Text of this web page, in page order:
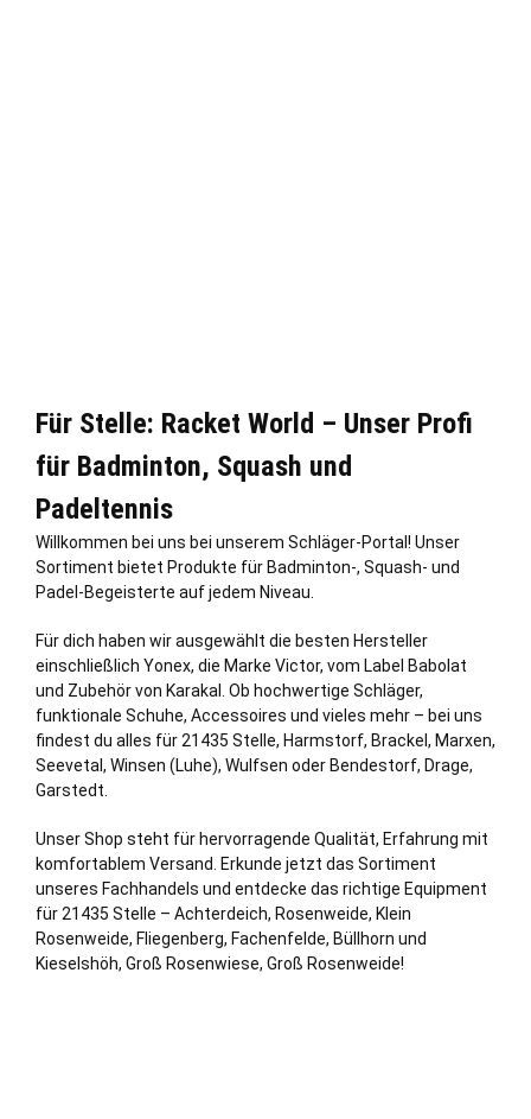
Für Stelle: Racket World – Unser Profi
für Badminton, Squash und
Padeltennis
Willkommen bei uns bei unserem Schläger-Portal! Unser
Sortiment bietet Produkte für Badminton-, Squash- und
Padel-Begeisterte auf jedem Niveau.
Für dich haben wir ausgewählt die besten Hersteller
einschließ lich Yonex, die Marke Victor, vom Label Babolat
und Zubehör von Karakal. Ob hochwertige Schläger,
funktionale Schuhe, Accessoires und vieles mehr – bei uns
findest du alles für 21435 Stelle, Harmstorf, Brackel, Marxen,
Seevetal , Winsen (Luhe), Wulfsen oder Bendestorf, Drage,
Garstedt.
Unser Shop steht für hervorragende Qualität, Erfahrung mit
komfortablem Versand. Erkunde jetzt das Sortiment
unseres Fachhandels und entdecke das richtige Equipment
für 21435 Stelle – Achterdeich, Rosenweide, Klein
Rosenweide, Fliegenberg, Fachenfelde, Büllhorn und
Kieselshöh, Groß Rosenwiese, Groß Rosenweide!